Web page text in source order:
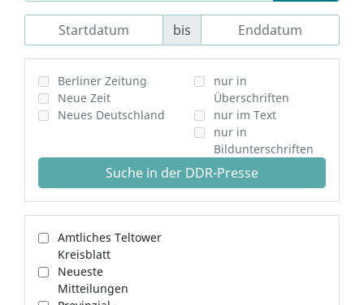
bis
Berliner Zeitung
Neue Zeit
Neues Deutschland
nur in
Überschriften
nur im Text
nur in
Bildunterschriften
Suche in der DDR-Presse
Amtliches Teltower
Kreisblatt
Neueste
Mitteilungen